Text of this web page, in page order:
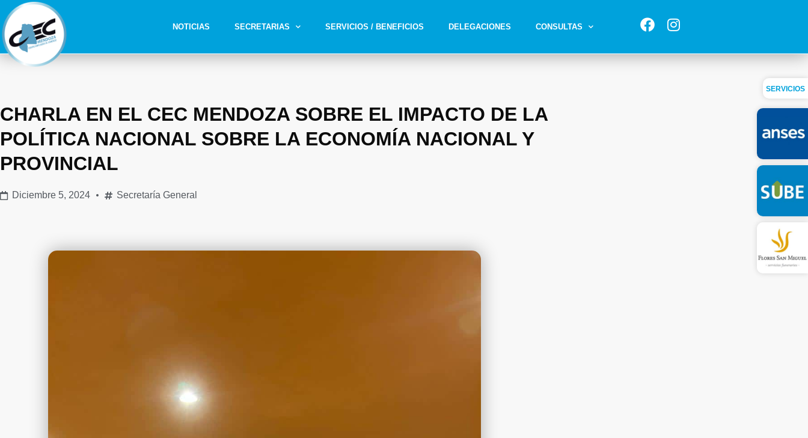
NOTICIAS SECRETARIAS SERVICIOS / BENEFICIOS DELEGACIONES CONSULTAS
CHARLA EN EL CEC MENDOZA SOBRE EL IMPACTO DE LA
POLÍTICA NACIONAL SOBRE LA ECONOMÍA NACIONAL Y
PROVINCIAL
Diciembre 5, 2024 Secretaría General
SERVICIOS